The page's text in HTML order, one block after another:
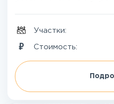
Участки:
Стоимость: